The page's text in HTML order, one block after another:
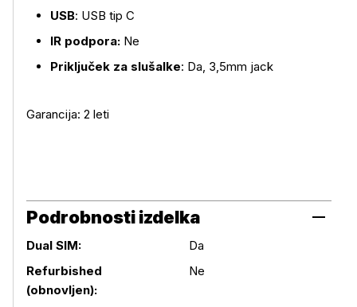
USB: USB tip C
IR podpora: Ne
Priključek za slušalke: Da, 3,5mm jack
Garancija: 2 leti
Podrobnosti izdelka
Dual SIM:
Da
Refurbished
(obnovljen):
Ne